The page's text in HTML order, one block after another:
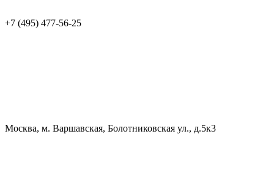
+7 (495) 477-56-25
Москва, м. Варшавская, Болотниковская ул., д.5к3